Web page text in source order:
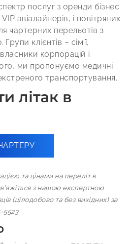
послуг з оренди бізнес
авіалайнерів, і повітряних
чартерних перельотів з
Групи клієнтів – сім’ї,
корпорацій і
ми пропонуємо медичні
транспортування.
літак в
та цінами на переліт в
з нашою експертною
(цілодобово та без вихідних) за
5523.